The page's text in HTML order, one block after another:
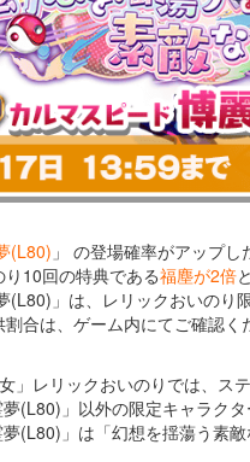
(L80) 」 の登場確率がアップし
10回の特典である福塵が2倍
(L80)」は、レリックおいのり
合は、ゲーム内にてご確認く
」レリックおいのりでは、ス
(L80)」以外の限定キャラクタ
(L80)」は「幻想を揺蕩う素